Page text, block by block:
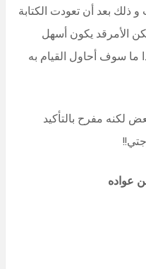
و ذلك بعد أن تعودت الكتابة
الأمرقد يكون أسهل
ما سوف أحاول القيام به
لكنه مفرح بالتأكيد
عواده